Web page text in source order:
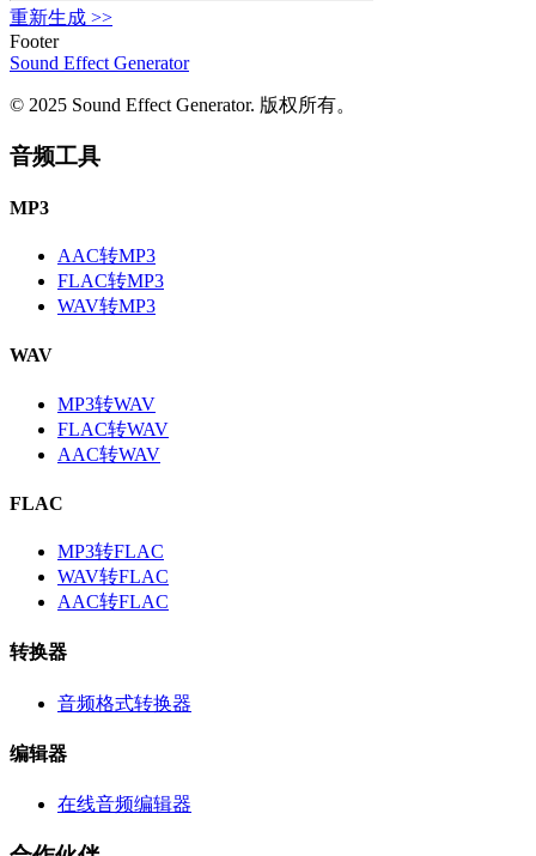
重新生成 >>
Footer
Sound Effect Generator
© 2025 Sound Effect Generator. 版权所有。
音频工具
MP3
AAC转MP3
FLAC转MP3
WAV转MP3
WAV
MP3转WAV
FLAC转WAV
AAC转WAV
FLAC
MP3转FLAC
WAV转FLAC
AAC转FLAC
转换器
音频格式转换器
编辑器
在线音频编辑器